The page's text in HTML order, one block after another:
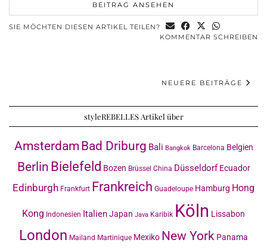
BEITRAG ANSEHEN
SIE MÖCHTEN DIESEN ARTIKEL TEILEN?
KOMMENTAR SCHREIBEN
NEUERE BEITRÄGE
styleREBELLES Artikel über
Amsterdam Bad Driburg Bali Bangkok Barcelona Belgien
Berlin Bielefeld Bozen Brüssel China Düsseldorf Ecuador
Edinburgh Frankfurt Frankreich Guadeloupe Hamburg Hong
Kong Indonesien ItalienJapan Java Karibik Köln Lissabon
London Mailand Martinique Mexiko New York Panama